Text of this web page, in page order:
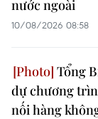
nước ngoài
10/08/2026 08:58
Tổng
dự chương
nối hàng